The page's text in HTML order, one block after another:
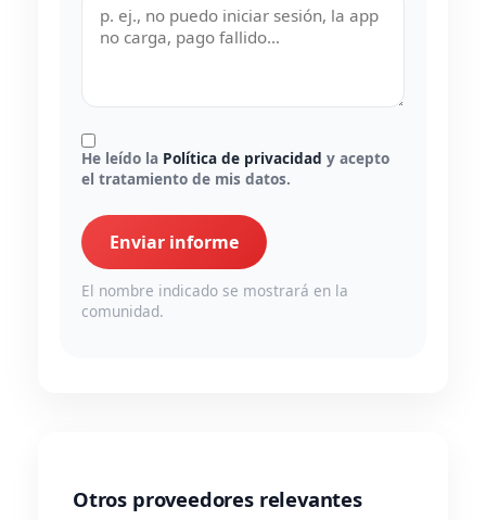
He leído la Política de privacidad y acepto
el tratamiento de mis datos.
Enviar informe
El nombre indicado se mostrará en la
comunidad.
Otros proveedores relevantes